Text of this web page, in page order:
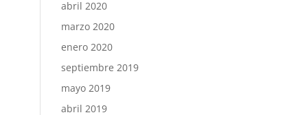
abril 2020
marzo 2020
enero 2020
septiembre 2019
mayo 2019
abril 2019